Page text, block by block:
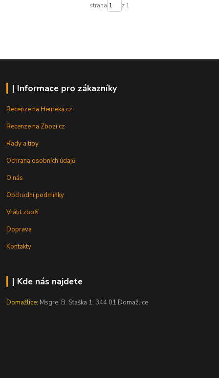
strana z 1
| Informace pro zákazníky
Recenze na Heureka.cz
Recenze na Zbozi.cz
Rady a tipy
Ochrana osobních údajů
O nás
Obchodní podmínky
Vrátit zboží
Doprava
Kontakty
| Kde nás najdete
Domažlice: Msgre. B. Staška 1, 344 01 Domažlice